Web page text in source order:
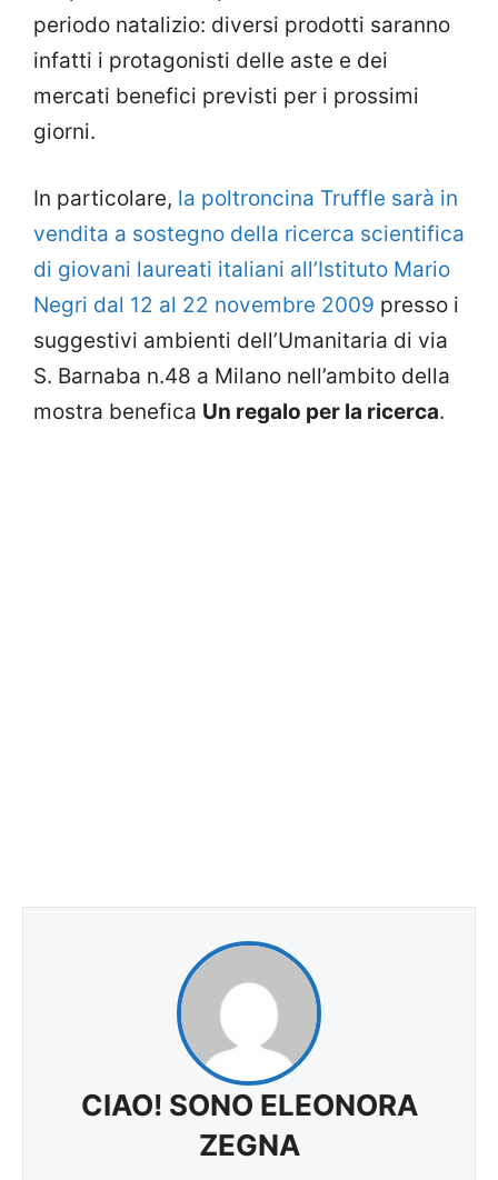
periodo natalizio: diversi prodotti saranno
infatti i protagonisti delle aste e dei
mercati benefici previsti per i prossimi
giorni.
In particolare, la poltroncina Truffle sarà in
vendita a sostegno della ricerca scientifica
di giovani laureati italiani all’Istituto Mario
Negri dal 12 al 22 novembre 2009 presso i
suggestivi ambienti dell’Umanitaria di via
S. Barnaba n.48 a Milano nell’ambito della
mostra benefica Un regalo per la ricerca.
CIAO! SONO ELEONORA
ZEGNA